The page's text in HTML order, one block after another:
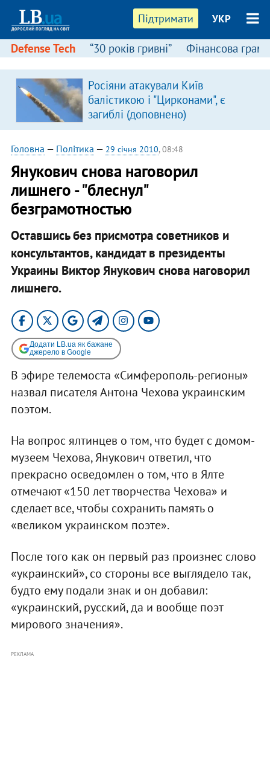
Підтримати УКР
Defense Tech “30 років гривні” Фінансова
Росіяни атакували Київ
балістикою і "Цирконами", є
загиблі (доповнено)
Головна — Політика — 29 січня 2010, 08:48
Янукович снова наговорил
лишнего - "блеснул"
безграмотностью
Оставшись без присмотра советников и
консультантов, кандидат в президенты
Украины Виктор Янукович снова наговорил
лишнего.
Додати LB.ua як бажане
джерело в Google
В эфире телемоста «Симферополь-регионы»
назвал писателя Антона Чехова украинским
поэтом.
На вопрос ялтинцев о том, что будет с домом-
музеем Чехова, Янукович ответил, что
прекрасно осведомлен о том, что в Ялте
отмечают «150 лет творчества Чехова» и
сделает все, чтобы сохранить память о
«великом украинском поэте».
После того как он первый раз произнес слово
«украинский», со стороны все выглядело так,
будто ему подали знак и он добавил:
«украинский, русский, да и вообще поэт
мирового значения».
РЕКЛАМА